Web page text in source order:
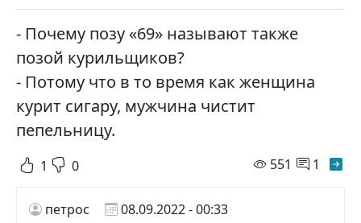
- Почему позу «69» называют также
позой курильщиков?
- Потому что в то время как женщина
курит сигару, мужчина чистит
пепельницу.
1 0 1
551 просмотр
петрос
08.09.2022 - 00:33